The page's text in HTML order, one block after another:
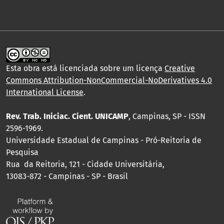
Esta obra está licenciada sobre um licença Creative
Commons Attribution-NonCommercial-NoDerivatives 4.0
International License.
Rev. Trab. Iniciac. Cient. UNICAMP, Campinas, SP - ISSN
2596-1969.
Universidade Estadual de Campinas - Pró-Reitoria de
Pesquisa
Rua da Reitoria, 121 - Cidade Universitária,
13083-872 - Campinas - SP - Brasil